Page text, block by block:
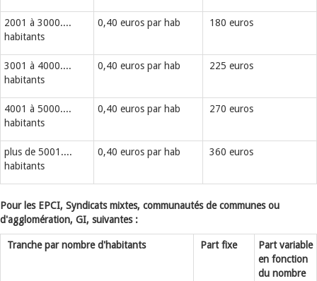
2001 à 3000....
habitants
0,40 euros par hab 180 euros
3001 à 4000....
habitants
0,40 euros par hab 225 euros
4001 à 5000....
habitants
0,40 euros par hab 270 euros
plus de 5001....
habitants
0,40 euros par hab 360 euros
Pour les EPCI, Syndicats mixtes, communautés de communes ou
d'agglomération, GI, suivantes :
Tranche par nombre d'habitants Part fixe
Part variable
en fonction
du nombre